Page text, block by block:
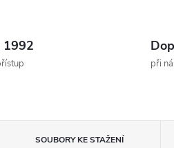
1992
při
SOUBORY KE STAŽENÍ